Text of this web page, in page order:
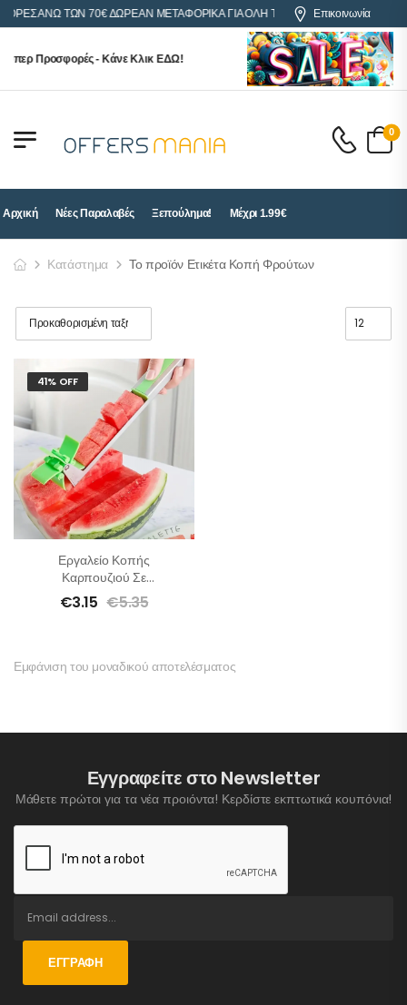
ΑΝΩ ΤΩΝ 70€ ΔΩΡΕΑΝ ΜΕΤΑΦΟΡΙΚΑ ΓΙΑ ΟΛΗ ΤΗΝ ΕΛΛΑΔΑΕπικοινωνία
Προσφορές - Κάνε Κλικ ΕΔΩ!
0
Αρχική Νέες Παραλαβές Ξεπούλημα! Μέχρι 1.99€
Κατάστημα Το προϊόν Ετικέτα Κοπή Φρούτων
41% OFF
Εργαλείο Κοπής
Καρπουζιού Σε
Κομμάτια
€3.15 €5.35
Εμφάνιση του μοναδικού αποτελέσματος
Εγγραφείτε στο Newsletter
Μάθετε πρώτοι για τα νέα προιόντα! Κερδίστε εκπτωτικά κουπόνια!
ΕΓΓΡΑΦΉ